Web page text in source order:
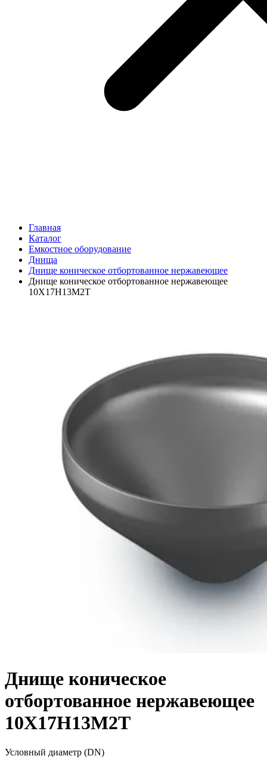
Главная
Каталог
Емкостное оборудование
Днища
Днище коническое отбортованное нержавеющее
Днище коническое отбортованное нержавеющее
10Х17Н13М2Т
Днище коническое
отбортованное нержавеющее
10Х17Н13М2Т
Условный диаметр (DN)